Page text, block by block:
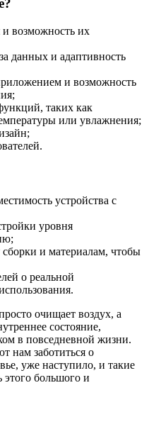
возможность их
данных и адаптивность
и возможность
таких как
или увлажнения;
устройства с
уровня
и материалам, чтобы
о реальной
очищает воздух, а
состояние,
в повседневной жизни.
нам заботиться о
уже наступило, и такие
большого и